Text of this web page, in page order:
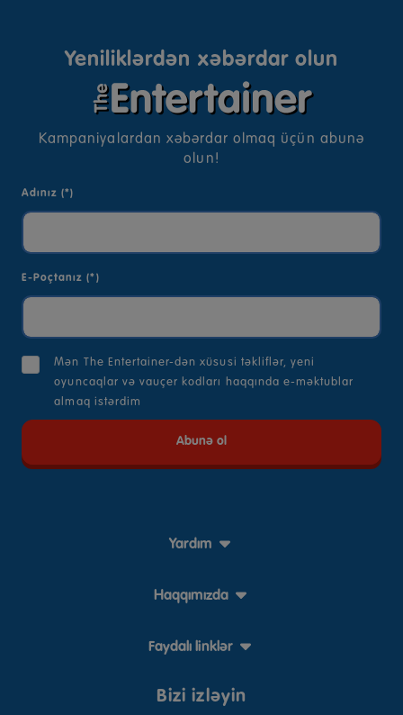
Yeniliklərdən xəbərdar olun
Kampaniyalardan xəbərdar olmaq üçün abunə
olun!
Adınız (*)
E-Poçtanız (*)
Mən The Entertainer-dən xüsusi təkliflər, yeni
oyuncaqlar və vauçer kodları haqqında e-məktublar
almaq istərdim
Yardım
Haqqımızda
Faydalı linklər
Bizi izləyin